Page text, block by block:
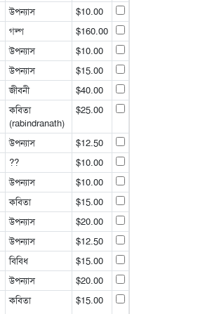
উপন্যাস
$10.00
গল্প
$160.00
উপন্যাস
$10.00
উপন্যাস
$15.00
জীবনী
$40.00
কবিতা
(rabindranath)
$25.00
উপন্যাস
$12.50
??
$10.00
উপন্যাস
$10.00
কবিতা
$15.00
উপন্যাস
$20.00
উপন্যাস
$12.50
বিবিধ
$15.00
উপন্যাস
$20.00
কবিতা $15.00